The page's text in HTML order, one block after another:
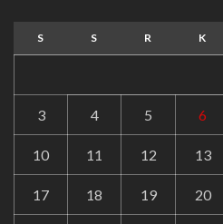
S S R K
3 4 5 6
10 11 12 13
17 18 19 20